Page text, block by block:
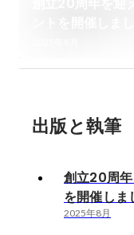
出版と執筆
創立20周
を開催しま
2025年8月